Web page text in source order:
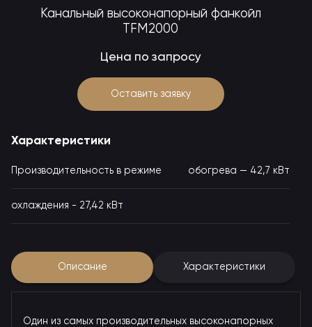
Канальный высоконапорный фанкойл
TFM2000
Цена по запросу
Оставить заявку
Характеристики
Производительность в режиме обогрева — 42,7 кВт
охлаждения - 27,42 кВт
Описание Характеристики
Один из самых производительных высоконапорных